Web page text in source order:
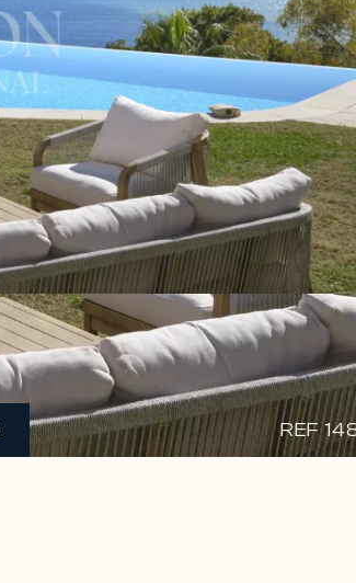
REF